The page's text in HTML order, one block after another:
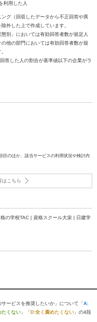
利用した人
グ（回収したデータから不正回答や異
外した上で作成しています。
別」においては有効回答者数が規定人
他の部門においては有効回答者数が規
答した人の割合が基準値以下の企業がラ
目のほか、該当サービスの利用状況や検討内
こちら
の学校TAC | 資格スクール大栄 | 日建学
ービスを推奨したいか」について「A:
たくない 」「D:全く薦めたくない 」の4段